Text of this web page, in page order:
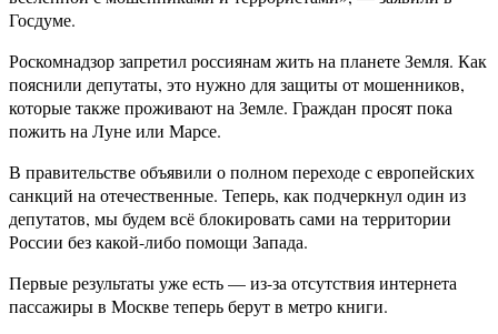
Госдуме.
Роскомнадзор запретил россиянам жить на планете Земля. Как
пояснили депутаты, это нужно для защиты от мошенников,
которые также проживают на Земле. Граждан просят пока
пожить на Луне или Марсе.
В правительстве объявили о полном переходе с европейских
санкций на отечественные. Теперь, как подчеркнул один из
депутатов, мы будем всё блокировать сами на территории
России без какой-либо помощи Запада.
Первые результаты уже есть — из-за отсутствия интернета
пассажиры в Москве теперь берут в метро книги.